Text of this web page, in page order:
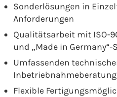
Sonderlösungen in
Anforderungen
Qualitätsarbeit mit ISO-
und „Made in Germany“-
Umfassenden
Flexible